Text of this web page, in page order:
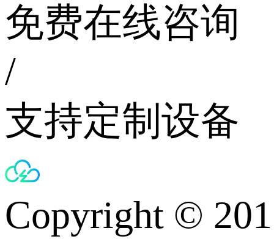
免费在线咨询
/
支持定制设备
Copyright ©